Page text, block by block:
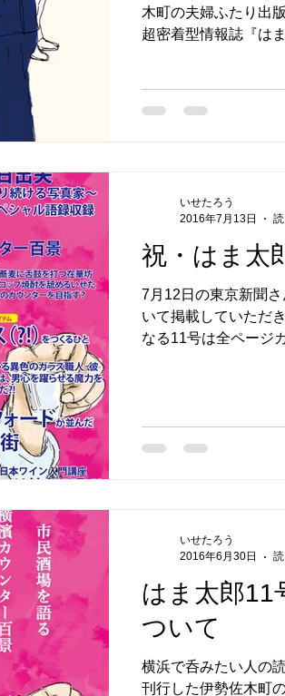
木町の夫婦ふたり出
超密着型情報誌『は
祝・はま太
7月12日の東京新聞
いて掲載していただ
なる11号は全ページ
いせたろう
2016年7月13日
はま太郎11
ついて
横浜で呑みたい人の
刊行した伊勢佐木町
いせたろう
2016年6月30日